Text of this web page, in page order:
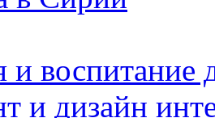
и воспитание
и дизайн